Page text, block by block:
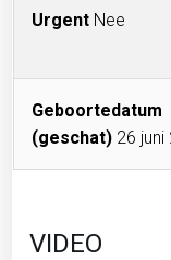
Urgent Nee
Geboortedatum
(geschat) 26 juni
VIDEO